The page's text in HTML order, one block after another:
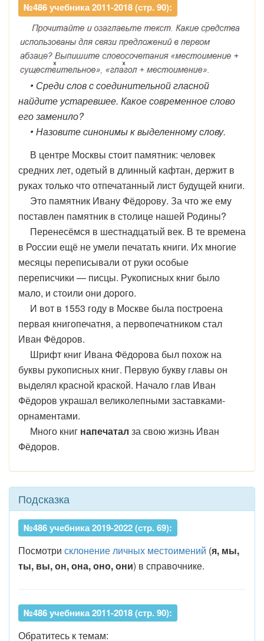
№486 учебника 2011-2018 (стр. 90):
• Среди слов с соединительной гласной
найдите устаревшее. Какое современное слово
его заменило?
• Назовите синонимы к выделенному слову.
В центре Москвы стоит памятник: человек
средних лет, одетый в длинный кафтан, держит в
руках только что отпечатанный лист будущей книги.
Это памятник Ивану Фёдорову. За что же ему
поставлен памятник в столице нашей Родины?
Перенесёмся в шестнадцатый век. В те времена
в России ещё не умели печатать книги. Их многие
месяцы переписывали от руки особые
переписчики — писцы. Рукописных книг было
мало, и стоили они дорого.
И вот в 1553 году в Москве была построена
первая книгопечатня, а первопечатником стал
Иван Фёдоров.
Шрифт книг Ивана Фёдорова был похож на
буквы рукописных книг. Первую букву главы он
выделял красной краской. Начало глав Иван
Фёдоров украшал великолепными заставками-
орнаментами.
Много книг напечатал за свою жизнь Иван
Фёдоров.
Подсказка
№486 учебника 2019-2022 (стр. 69):
Посмотри склонение личных местоимений (я, мы,
ты, вы, он, она, оно, они) в справочнике.
№486 учебника 2011-2018 (стр. 90):
Обратитесь к темам: